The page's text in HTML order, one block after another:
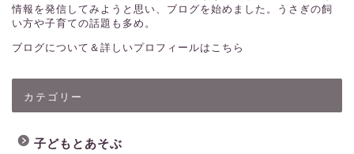
情報を発信してみようと思い、ブログを始めました。うさぎの飼
い方や子育ての話題も多め。
ブログについて＆詳しいプロフィールはこちら
カテゴリー
子どもとあそぶ